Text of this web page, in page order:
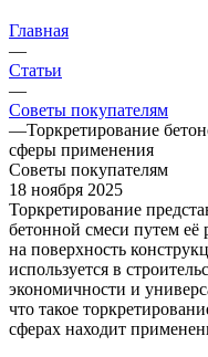
Главная
—
Статьи
—
Советы покупателям
—Торкретирование
сферы применения
Советы покупателям
18 ноября 2025
Торкретирование
бетонной смеси путем
на поверхность
используется в
экономичности и
что такое
сферах находит